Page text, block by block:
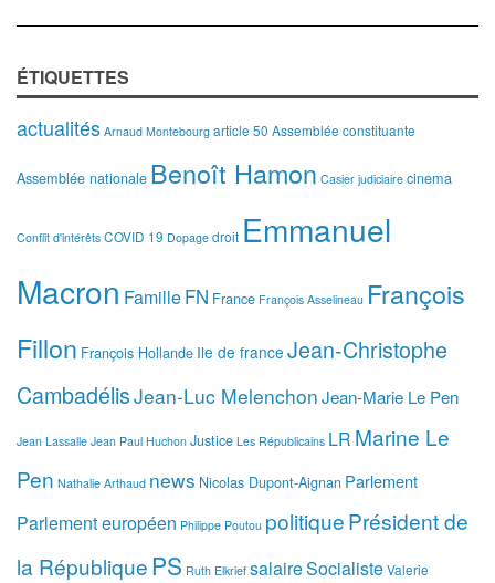
ÉTIQUETTES
actualités Arnaud Montebourg article 50 Assemblée constituante
Assemblée nationale Benoît Hamon Casier judiciaire cinema
Conflit d'intérêts COVID 19 Dopage droit Emmanuel
Macron FamilleFN France François Asselineau François
Fillon François Hollande Ile de france Jean-Christophe
CambadélisJean-Luc MelenchonJean-Marie Le Pen
Jean Lassalle Jean Paul Huchon Justice Les Républicains LR Marine Le
Pen Nathalie Arthaud news Nicolas Dupont-Aignan Parlement
Parlement européen Philippe Poutou politiquePrésident de
la République PS Ruth Elkrief salaireSocialisteValerie